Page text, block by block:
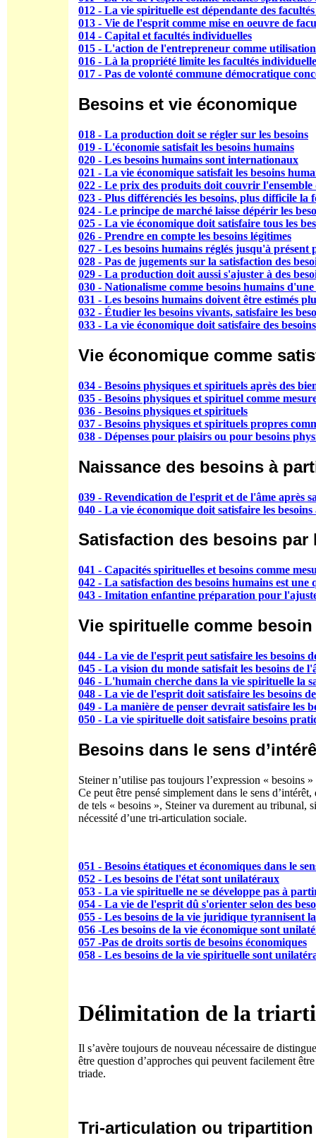
012 - La vie spirituelle est dépendante des
013 - Vie de l'esprit comme mise en oeuvre de
014 - Capital et facultés individuelles
015 - L'action de l'entrepreneur comme
016 - Là la propriété limite les facultés
017 - Pas de volonté commune démocratique
Besoins et vie économique
018 - La production doit se régler sur les besoins
019 - L'économie satisfait les besoins humains
020 - Les besoins humains sont internationaux
021 - La vie économique satisfait les besoins
022 - Le prix des produits doit couvrir
023 - Plus différenciés les besoins, plus difficile
024 - Le principe de marché laisse dépérir les
025 - La vie économique doit satisfaire tous les
026 - Prendre en compte les besoins légitimes
027 - Les besoins humains réglés jusqu'à
028 - Pas de jugements sur la satisfaction des
029 - La production doit aussi s'ajuster à des
030 - Nationalisme comme besoins humains
031 - Les besoins humains doivent être estimés
032 - Étudier les besoins vivants, satisfaire les
033 - La vie économique doit satisfaire des
Vie économique comme
034 - Besoins physiques et spirituels après des
035 - Besoins physiques et spirituel comme
036 - Besoins physiques et spirituels
037 - Besoins physiques et spirituels propres
038 - Dépenses pour plaisirs ou pour besoins
Naissance des besoins à
039 - Revendication de l'esprit et de l'âme après
040 - La vie économique doit satisfaire les
Satisfaction des besoins par
041 - Capacités spirituelles et besoins comme
042 - La satisfaction des besoins humains est une
043 - Imitation enfantine préparation pour
Vie spirituelle comme besoin
044 - La vie de l'esprit peut satisfaire les besoins
045 - La vision du monde satisfait les besoins de
046 - L'humain cherche dans la vie spirituelle la
048 - La vie de l'esprit doit satisfaire les besoins
049 - La manière de penser devrait satisfaire les
050 - La vie spirituelle doit satisfaire besoins
Besoins dans le sens
Steiner n’utilise pas toujours l’expression « besoins
Ce peut être pensé simplement dans le sens
de tels « besoins », Steiner va durement au tribunal,
nécessité d’une tri-articulation sociale.
051 - Besoins étatiques et économiques dans le
052 - Les besoins de l'état sont unilatéraux
053 - La vie spirituelle ne se développe pas à
054 - La vie de l'esprit dû s'orienter selon des
055 - Les besoins de la vie juridique tyrannisent
056 -Les besoins de la vie économique sont
057 -Pas de droits sortis de besoins économiques
058 - Les besoins de la vie spirituelle sont
Délimitation de la
Il s’avère toujours de nouveau nécessaire de
être question d’approches qui peuvent facilement
triade.
Tri-articulation ou tripartition